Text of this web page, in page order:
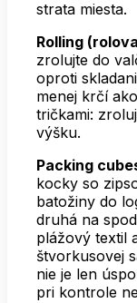
strata miesta.
Rolling
zrolujte do
oproti
menej krčí
tričkami:
výšku.
Packing
kocky so
batožiny do
druhá na
plážový textil
štvorkusovej
nie je len
pri kontrole